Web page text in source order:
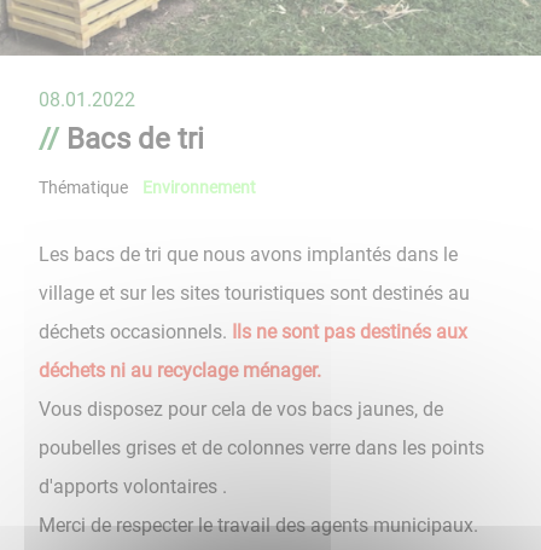
08.01.2022
Bacs de tri
Thématique Environnement
Les bacs de tri que nous avons implantés dans le
village et sur les sites touristiques sont destinés au
déchets occasionnels.
Ils ne sont pas destinés aux
déchets ni au recyclage ménager.
Vous disposez pour cela de vos bacs jaunes, de
poubelles grises et de colonnes verre dans les points
d'apports volontaires .
Merci de respecter le travail des agents municipaux.